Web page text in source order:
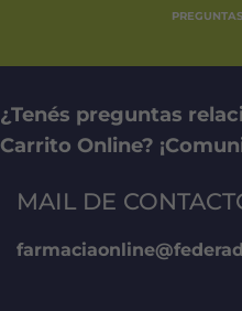
¿Tenés preguntas
Carrito Online?
MAIL DE